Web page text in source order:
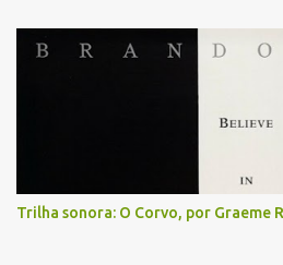
Trilha sonora: O Corvo, por Graeme